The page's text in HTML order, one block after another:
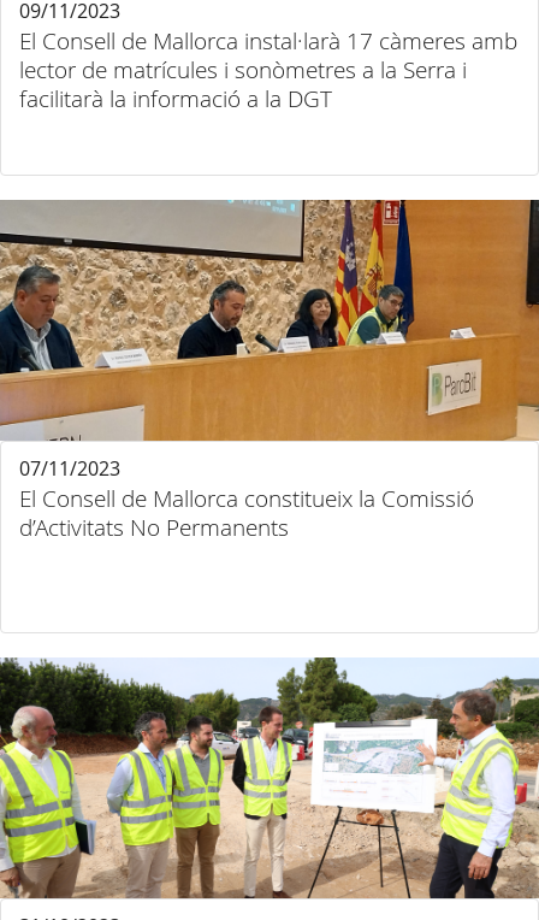
El Consell de Mallorca instal·larà 17 càmeres amb
lector de matrícules i sonòmetres a la Serra i
facilitarà la informació a la DGT
09/11/2023
El Consell de Mallorca constitueix la Comissió
d’Activitats No Permanents
07/11/2023